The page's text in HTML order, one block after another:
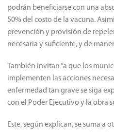
podrán beneficiarse con una
50% del costo de la vacuna.
prevención y provisión de
necesaria y suficiente, y de
También invitan “a que los
implementen las acciones
enfermedad tan grave se siga
con el Poder Ejecutivo y la obra
Este, según explican, se suma a